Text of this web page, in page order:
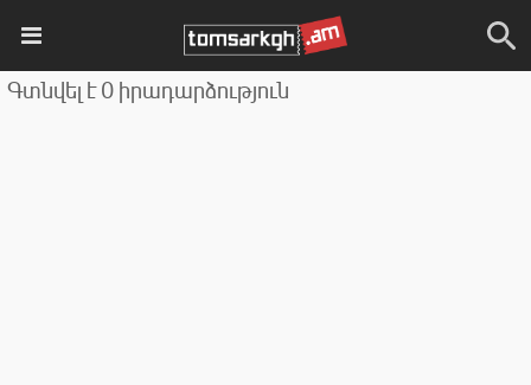
Գտնվել է 0 իրադարձություն